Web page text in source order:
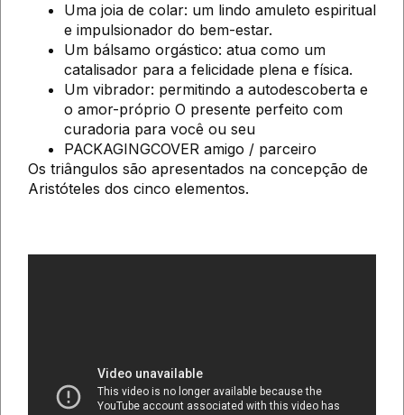
Uma joia de colar: um lindo amuleto espiritual
e impulsionador do bem-estar.
Um bálsamo orgástico: atua como um
catalisador para a felicidade plena e física.
Um vibrador: permitindo a autodescoberta e
o amor-próprio O presente perfeito com
curadoria para você ou seu
PACKAGINGCOVER amigo / parceiro
Os triângulos são apresentados na concepção de
Aristóteles dos cinco elementos.